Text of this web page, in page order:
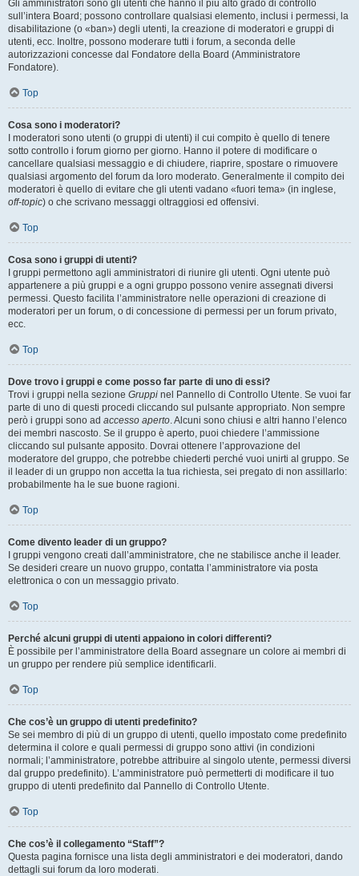
Gli amministratori sono gli utenti che hanno il più alto grado di controllo
sull’intera Board; possono controllare qualsiasi elemento, inclusi i permessi, la
disabilitazione (o «ban») degli utenti, la creazione di moderatori e gruppi di
utenti, ecc. Inoltre, possono moderare tutti i forum, a seconda delle
autorizzazioni concesse dal Fondatore della Board (Amministratore
Fondatore).
Top
Cosa sono i moderatori?
I moderatori sono utenti (o gruppi di utenti) il cui compito è quello di tenere
sotto controllo i forum giorno per giorno. Hanno il potere di modificare o
cancellare qualsiasi messaggio e di chiudere, riaprire, spostare o rimuovere
qualsiasi argomento del forum da loro moderato. Generalmente il compito dei
moderatori è quello di evitare che gli utenti vadano «fuori tema» (in inglese,
off-topic) o che scrivano messaggi oltraggiosi ed offensivi.
Top
Cosa sono i gruppi di utenti?
I gruppi permettono agli amministratori di riunire gli utenti. Ogni utente può
appartenere a più gruppi e a ogni gruppo possono venire assegnati diversi
permessi. Questo facilita l’amministratore nelle operazioni di creazione di
moderatori per un forum, o di concessione di permessi per un forum privato,
ecc.
Top
Dove trovo i gruppi e come posso far parte di uno di essi?
Trovi i gruppi nella sezione Gruppi nel Pannello di Controllo Utente. Se vuoi far
parte di uno di questi procedi cliccando sul pulsante appropriato. Non sempre
però i gruppi sono ad accesso aperto. Alcuni sono chiusi e altri hanno l’elenco
dei membri nascosto. Se il gruppo è aperto, puoi chiedere l’ammissione
cliccando sul pulsante apposito. Dovrai ottenere l’approvazione del
moderatore del gruppo, che potrebbe chiederti perché vuoi unirti al gruppo. Se
il leader di un gruppo non accetta la tua richiesta, sei pregato di non assillarlo:
probabilmente ha le sue buone ragioni.
Top
Come divento leader di un gruppo?
I gruppi vengono creati dall’amministratore, che ne stabilisce anche il leader.
Se desideri creare un nuovo gruppo, contatta l’amministratore via posta
elettronica o con un messaggio privato.
Top
Perché alcuni gruppi di utenti appaiono in colori differenti?
È possibile per l’amministratore della Board assegnare un colore ai membri di
un gruppo per rendere più semplice identificarli.
Top
Che cos’è un gruppo di utenti predefinito?
Se sei membro di più di un gruppo di utenti, quello impostato come predefinito
determina il colore e quali permessi di gruppo sono attivi (in condizioni
normali; l’amministratore, potrebbe attribuire al singolo utente, permessi diversi
dal gruppo predefinito). L’amministratore può permetterti di modificare il tuo
gruppo di utenti predefinito dal Pannello di Controllo Utente.
Top
Che cos’è il collegamento “Staff”?
Questa pagina fornisce una lista degli amministratori e dei moderatori, dando
dettagli sui forum da loro moderati.